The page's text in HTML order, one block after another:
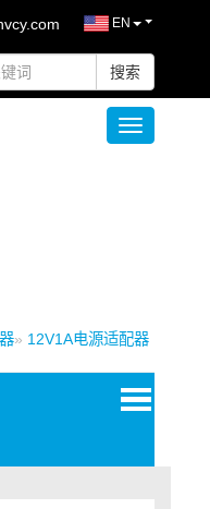
EN
搜索
Toggle
» 12V1A电源适配器
Open